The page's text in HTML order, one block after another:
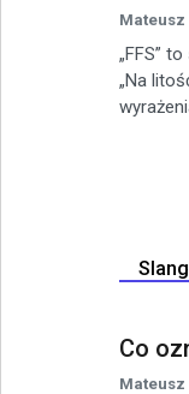
Mateusz
„FFS”
„Na
Co
Mateusz